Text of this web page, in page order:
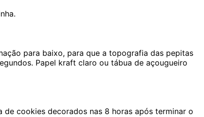
para baixo, para que a topografia das pepitas
Papel kraft claro ou tábua de açougueiro
cookies decorados nas 8 horas após terminar o